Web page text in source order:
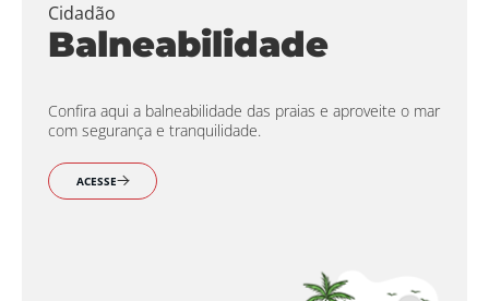
Cidadão
Balneabilidade
Confira aqui a balneabilidade das praias e aproveite o mar
com segurança e tranquilidade.
ACESSE